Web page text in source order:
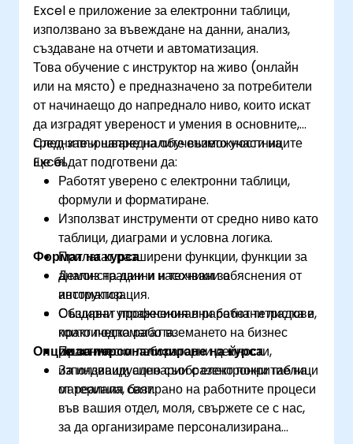
Excel е приложение за електронни таблици,
използвано за въвеждане на данни, анализ,
създаване на отчети и автоматизация.
Това обучение с инструктор на живо (онлайн
или на място) е предназначено за потребители
от начинаещо до напреднало ниво, които искат
да изградят увереност и умения в основните,
средните и напредналите възможности на
Excel.
След завършване на обучението участниците
ще бъдат подготвени да:
Работят уверено с електронни таблици,
формули и форматиране.
Използват инструменти от средно ниво като
таблици, диаграми и условна логика.
Прилагат разширени функции, функции за
анализ на данни и техники за
автоматизация.
Създават професионални работни листове,
които подпомагат вземането на бизнес
решения.
Формат на курса
Демонстрации и насочвани обяснения от
инструктор.
Обширни упражнения в работна тетрадка и
практическа работа.
Практически лабораторни дейности,
използващи сценарии с електронни таблици
от реалния свят.
Опции за персонализиране на курса
За индивидуално съобразено покритие на
материала, базирано на работните процеси
във вашия отдел, моля, свържете се с нас,
за да организираме персонализирана